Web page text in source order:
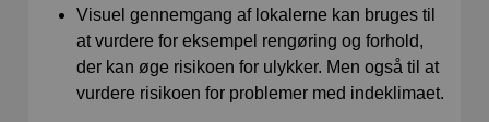
Visuel gennemgang af lokalerne kan bruges til
at vurdere for eksempel rengøring og forhold,
der kan øge risikoen for ulykker. Men også til at
vurdere risikoen for problemer med indeklimaet.